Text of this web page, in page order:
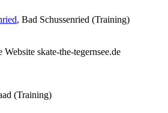
, Bad Schussenried (Training)
Website skate-the-tegernsee.de
(Training)